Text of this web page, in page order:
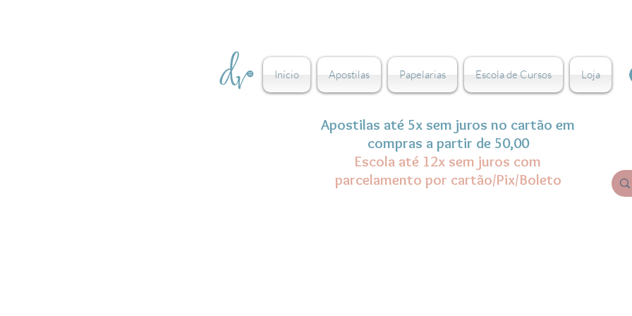
Início Apostilas Papelarias Escola de Cursos Loja
Apostilas até 5x sem juros no cartão em
compras a partir de 50,00
Escola até 12x sem juros com
parcelamento por cartão/Pix/Boleto